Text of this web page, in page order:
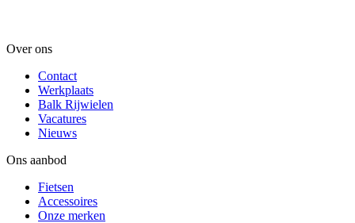
Over ons
Contact
Werkplaats
Balk Rijwielen
Vacatures
Nieuws
Ons aanbod
Fietsen
Accessoires
Onze merken